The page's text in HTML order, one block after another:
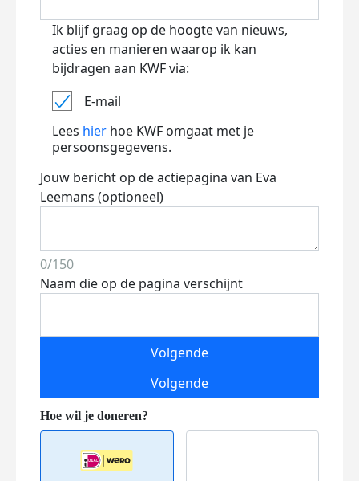
Ik blijf graag op de hoogte van nieuws,
acties en manieren waarop ik kan
bijdragen aan KWF via:
E-mail
Lees hier hoe KWF omgaat met je
persoonsgegevens.
Jouw bericht op de actiepagina van Eva
Leemans (optioneel)
0/150
Naam die op de pagina verschijnt
Volgende
Volgende